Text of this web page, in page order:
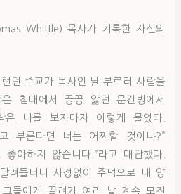
Whittle) 목사가 기록한 자신의
던 주교가 목사인 날 부르러 사람을
침대에서 끙끙 앓던 문간방에서
은 나를 보자마자 이렇게 물었다.
부른다면 너는 어찌할 것이냐?”
아하지 않습니다.”라고 대답했다.
려들더니 사정없이 주먹으로 내 양
들에게 끌려가 여러 날 계속 모진